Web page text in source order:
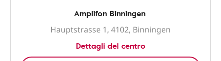
Amplifon Binningen
Hauptstrasse 1, 4102, Binningen
Dettagli del centro